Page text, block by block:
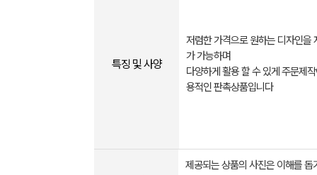
특징 및 사양
저렴한 가격으로 원하는 디자인을
가 가능하며
다양하게 활용 할 수 있게 주문제
용적인 판촉상품입니다
제공되는 상품의 사진은 이해를